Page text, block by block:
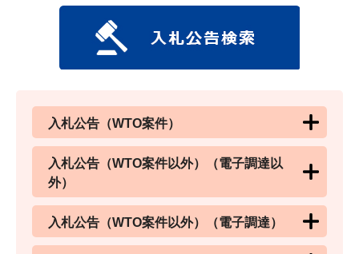
入札公告（WTO案件）
入札公告（WTO案件以外）（電子調達以
外）
入札公告（WTO案件以外）（電子調達）